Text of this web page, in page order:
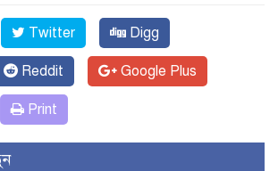
Twitter Digg
Reddit Google Plus
Print